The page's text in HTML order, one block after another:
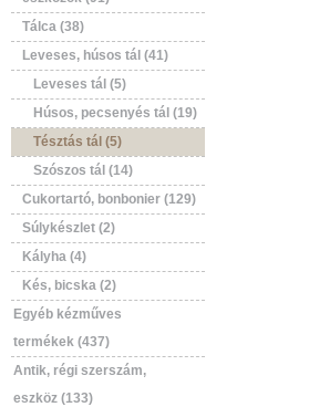
Tálca (38)
Leveses, húsos tál (41)
Leveses tál (5)
Húsos, pecsenyés tál (19)
Tésztás tál (5)
Szószos tál (14)
Cukortartó, bonbonier (129)
Súlykészlet (2)
Kályha (4)
Kés, bicska (2)
Egyéb kézműves
termékek (437)
Antik, régi szerszám,
eszköz (133)